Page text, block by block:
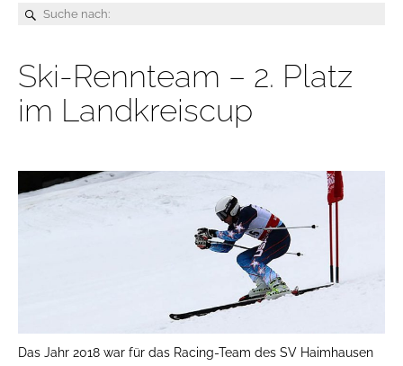
Ski-Rennteam – 2. Platz
im Landkreiscup
Das Jahr 2018 war für das Racing-Team des SV Haimhausen